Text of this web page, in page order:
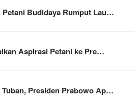
Petani Budidaya Rumput Lau…
Aspirasi Petani ke Pre…
Tuban, Presiden Prabowo Ap…